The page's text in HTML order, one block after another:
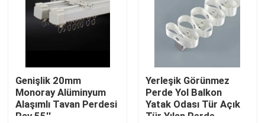
Ev
Genişlik 20mm
Monoray Alüminyum
Alaşımlı Tavan Perdesi
Ray 55''
Yerleşik Görünmez
Perde Yol Balkon
Yatak Odası Tür Açık
Tür Yılan Perde